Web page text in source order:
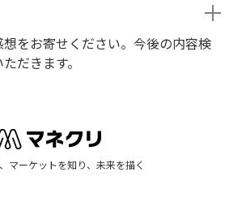
をお寄せください。今後の内容検
だきます。
マーケットを知り、未来を描く